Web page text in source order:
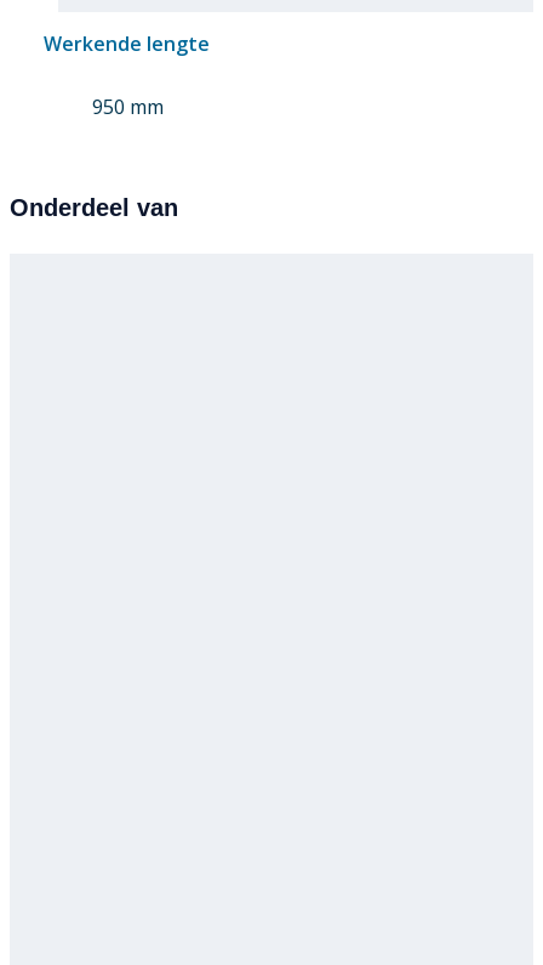
Werkende lengte
950 mm
Onderdeel van